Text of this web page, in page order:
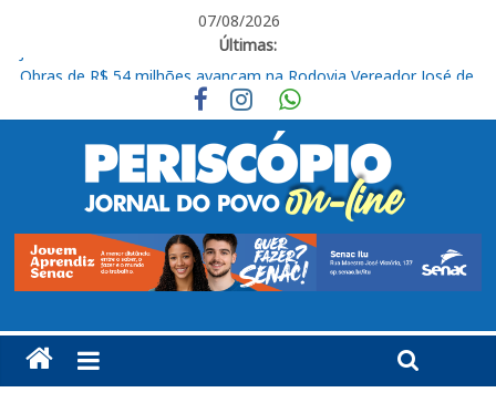
07/08/2026
Últimas:
Obras de R$ 54 milhões avançam na Rodovia Vereador José de
Em casa, Ituano Sub-20 perde para o Red Bull Bragantino
Ituano quer união para vencer o Barra neste sábado
Feira + Itu acontece neste final de semana na Praça do Carmo
José Renato Nalini: Teimosia mata